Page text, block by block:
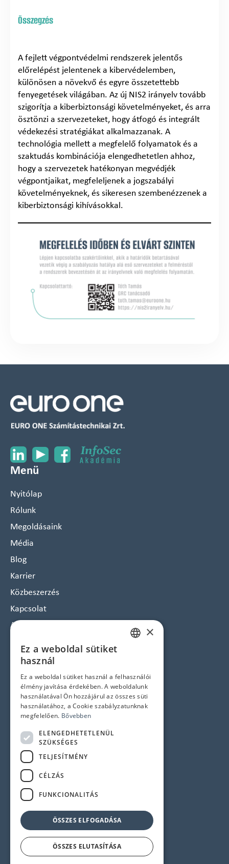
Összegzés
A fejlett végpontvédelmi rendszerek jelentős
előrelépést jelentenek a kibervédelemben,
különösen a növekvő és egyre összetettebb
fenyegetések világában. Az új NIS2 irányelv tovább
szigorítja a kiberbiztonsági követelményeket, és arra
ösztönzi a szervezeteket, hogy átfogó és integrált
védekezési stratégiákat alkalmazzanak. A
technológia mellett a megfelelő folyamatok és a
szaktudás kombinációja elengedhetetlen ahhoz,
hogy a szervezetek hatékonyan megvédjék
végpontjaikat, megfeleljenek a jogszabályi
követelményeknek, és sikeresen szembenézzenek a
kiberbiztonsági kihívásokkal.
Menü
Nyitólap
Rólunk
Megoldásaink
Média
Blog
Karrier
Közbeszerzés
Kapcsolat
Arculat
Jogi nyilatkozatok
Adatvédelem és Cookie tájékoztató
ÁSZF
Impresszum
Elérhetőségek
1145 Budapest, Újvilág u. 50-52.
Központi telefonszám:
Szerviz:+36 1 358 6333
Recepció:+36 1 358 6359
© 2024 Minden jog fenntartva!
×
Ez a weboldal sütiket
használ
Ez a weboldal sütiket használ a felhasználói
élmény javítása érdekében. A weboldalunk
használatával Ön hozzájárul az összes süti
használatához, a Cookie szabályzatunknak
megfelelően. Bővebben
ELENGEDHETETLENÜL
SZÜKSÉGES
TELJESÍTMÉNY
CÉLZÁS
FUNKCIONALITÁS
ÖSSZES ELFOGADÁSA
ÖSSZES ELUTASÍTÁSA